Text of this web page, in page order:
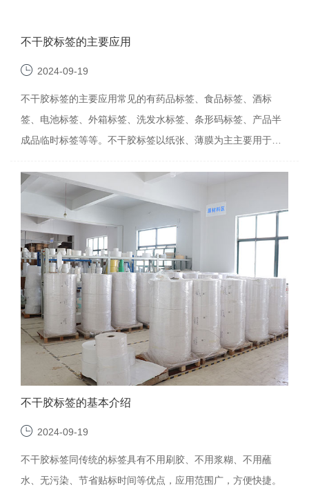
不干胶标签的主要应用
2024-09-19
不干胶标签的主要应用常见的有药品标签、食品标签、酒标
签、电池标签、外箱标签、洗发水标签、条形码标签、产品半
成品临时标签等等。不干胶标签以纸张、薄膜为主主要用于
不干胶标签的基本介绍
2024-09-19
不干胶标签同传统的标签具有不用刷胶、不用浆糊、不用蘸
水、无污染、节省贴标时间等优点，应用范围广，方便快捷。